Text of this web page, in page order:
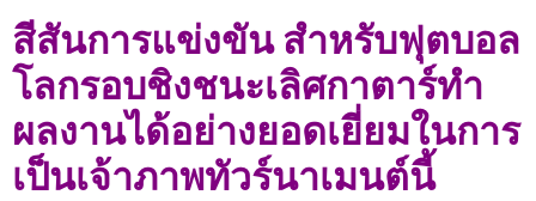
สีสันการแข่งขัน สําหรับฟุตบอล
โลกรอบชิงชนะเลิศกาตาร์ทํา
ผลงานได้อย่างยอดเยี่ยมในการ
เป็นเจ้าภาพทัวร์นาเมนต์นี้